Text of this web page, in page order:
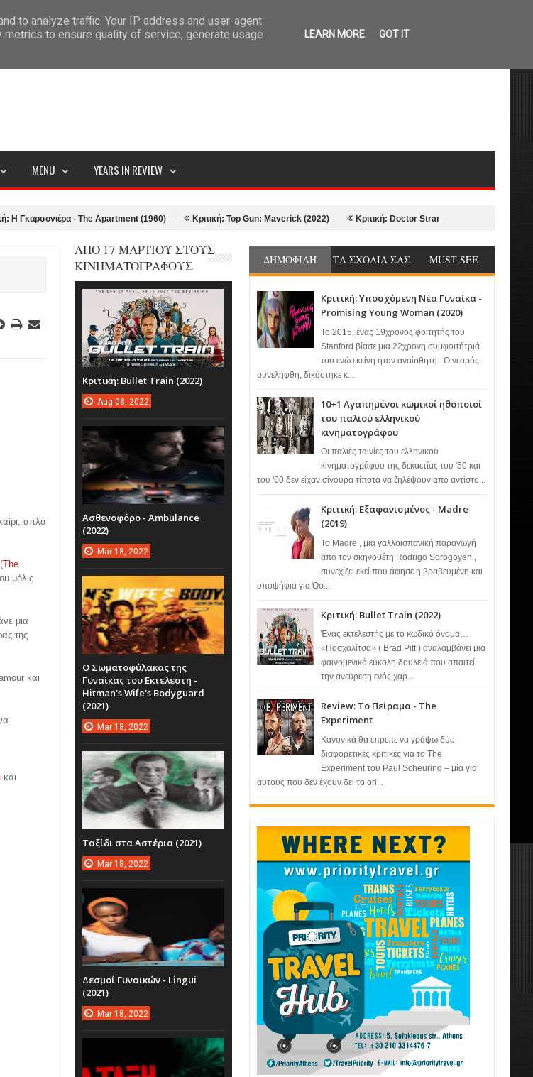
MENU YEARS IN REVIEW
- The Apartment (1960) Κριτική: Top Gun: Maverick (2022) Κριτική: Doctor Strange in the Multiverse of
απλά
(The
μόλις
μια
της
και
και
ΔΗΜΟΦΙΛΗ ΤΑ ΣΧΟΛΙΑ ΣΑΣ MUST SEE
Κριτική: Υποσχόμενη Νέα Γυναίκα -
Promising Young Woman (2020)
Το 2015, ένας 19χρονος φοιτητής του
Stanford βίασε μια 22χρονη συμφοιτήτριά
του ενώ εκείνη ήταν αναίσθητη. Ο νεαρός
συνελήφθη, δικάστηκε κ...
10+1 Αγαπημένοι κωμικοί ηθοποιοί
του παλιού ελληνικού
κινηματογράφου
Οι παλιές ταινίες του ελληνικού
κινηματογράφου της δεκαετίας του '50 και
του '60 δεν είχαν σίγουρα τίποτα να ζηλέψουν από αντίστο...
Κριτική: Εξαφανισμένος - Madre
(2019)
Το Madre , μια γαλλοϊσπανική παραγωγή
από τον σκηνοθέτη Rodrigo Sorogoyen ,
συνεχίζει εκεί που άφησε η βραβευμένη και
υποψήφια για Όσ...
Κριτική: Bullet Train (2022)
Ένας εκτελεστής με το κωδικό όνομα…
«Πασχαλίτσα» ( Brad Pitt ) αναλαμβάνει μια
φαινομενικά εύκολη δουλειά που απαιτεί
την ανεύρεση ενός χαρ...
Review: Το Πείραμα - The
Experiment
Κανονικά θα έπρεπε να γράψω δύο
διαφορετικές κριτικές για το The
Experiment του Paul Scheuring – μία για
αυτούς που δεν έχουν δει το ori...
ΑΠΟ 17 ΜΑΡΤΙΟΥ ΣΤΟΥΣ
ΚΙΝΗΜΑΤΟΓΡΑΦΟΥΣ
Κριτική: Bullet Train (2022)
Aug 08, 2022
Ασθενοφόρο - Ambulance
(2022)
Mar 18, 2022
Ο Σωματοφύλακας της
Γυναίκας του Εκτελεστή -
Hitman's Wife's Bodyguard
(2021)
Mar 18, 2022
Ταξίδι στα Αστέρια (2021)
Mar 18, 2022
Δεσμοί Γυναικών - Lingui
(2021)
Mar 18, 2022
to analyze traffic. Your IP address and user-agent
to ensure quality of service, generate usage
LEARN MORE GOT IT